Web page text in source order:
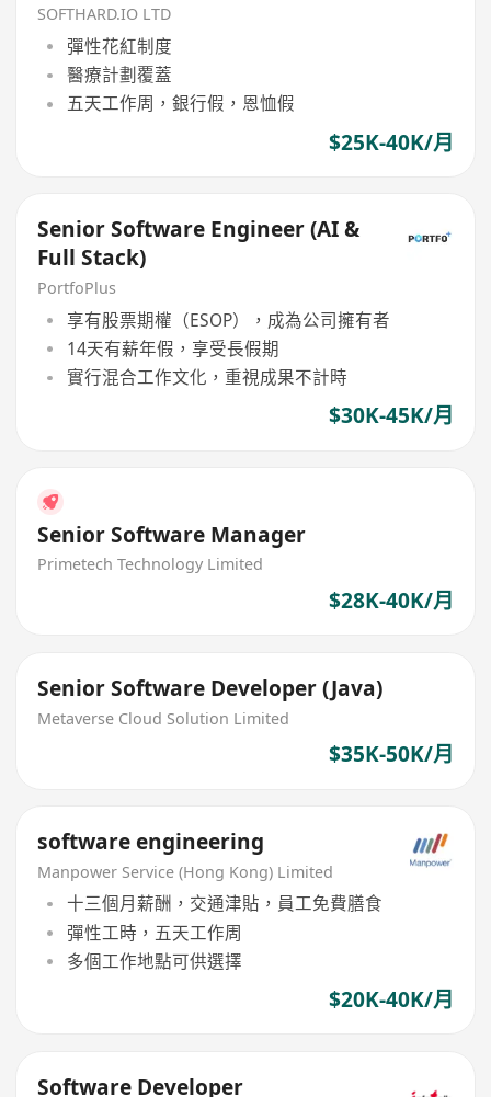
SOFTHARD.IO LTD
彈性花紅制度
醫療計劃覆蓋
五天工作周，銀行假，恩恤假
$25K-40K/月
Senior Software Engineer (AI &
Full Stack)
PortfoPlus
享有股票期權（ESOP），成為公司擁有者
14天有薪年假，享受長假期
實行混合工作文化，重視成果不計時
$30K-45K/月
Senior Software Manager
Primetech Technology Limited
$28K-40K/月
Senior Software Developer (Java)
Metaverse Cloud Solution Limited
$35K-50K/月
software engineering
Manpower Service (Hong Kong) Limited
十三個月薪酬，交通津貼，員工免費膳食
彈性工時，五天工作周
多個工作地點可供選擇
$20K-40K/月
Software Developer